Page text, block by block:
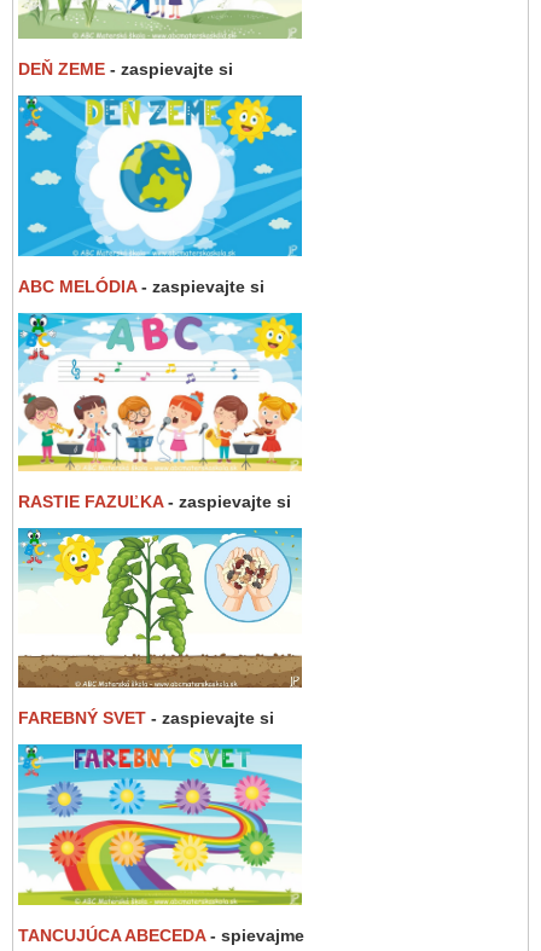
DEŇ ZEME - zaspievajte si
ABC MELÓDIA- zaspievajte si
RASTIE FAZUĽKA- zaspievajte si
FAREBNÝ SVET - zaspievajte si
TANCUJÚCA ABECEDA- spievajme